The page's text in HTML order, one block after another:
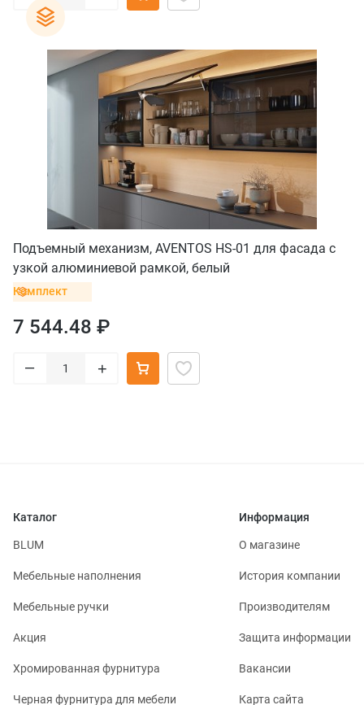
Подъемный механизм, AVENTOS HS-01 для фасада с
узкой алюминиевой рамкой, белый
Комплект
7 544.48 ₽
– +
Каталог
BLUM
Мебельные наполнения
Мебельные ручки
Акция
Хромированная фурнитура
Черная фурнитура для мебели
Информация
О магазине
История компании
Производителям
Защита информации
Вакансии
Карта сайта